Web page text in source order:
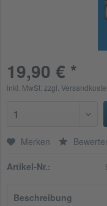
19,90 € *
inkl. MwSt. zzgl.
1
Merken
Artikel-Nr.:
Beschreibung